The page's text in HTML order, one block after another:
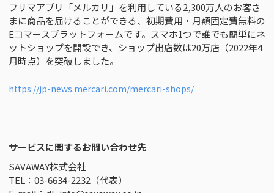
フリマアプリ「メルカリ」を利用している2,300万人のお客さ
まに商品を届けることができる、初期費用・月額固定費無料の
Eコマースプラットフォームです。スマホ1つで誰でも簡単にネ
ットショップを開設でき、ショップ出店数は20万店（2022年4
月時点）を突破しました。
https://jp-news.mercari.com/mercari-shops/
サービスに関するお問い合わせ先
SAVAWAY株式会社
TEL：03-6634-2232（代表）